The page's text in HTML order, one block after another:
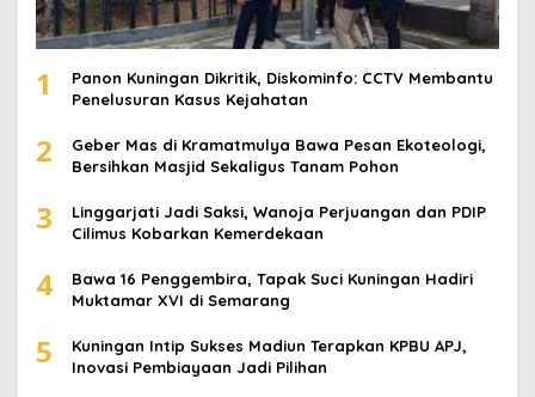
1
Panon Kuningan Dikritik, Diskominfo: CCTV Membantu
Penelusuran Kasus Kejahatan
2
Geber Mas di Kramatmulya Bawa Pesan Ekoteologi,
Bersihkan Masjid Sekaligus Tanam Pohon
3
Linggarjati Jadi Saksi, Wanoja Perjuangan dan PDIP
Cilimus Kobarkan Kemerdekaan
4
Bawa 16 Penggembira, Tapak Suci Kuningan Hadiri
Muktamar XVI di Semarang
5
Kuningan Intip Sukses Madiun Terapkan KPBU APJ,
Inovasi Pembiayaan Jadi Pilihan